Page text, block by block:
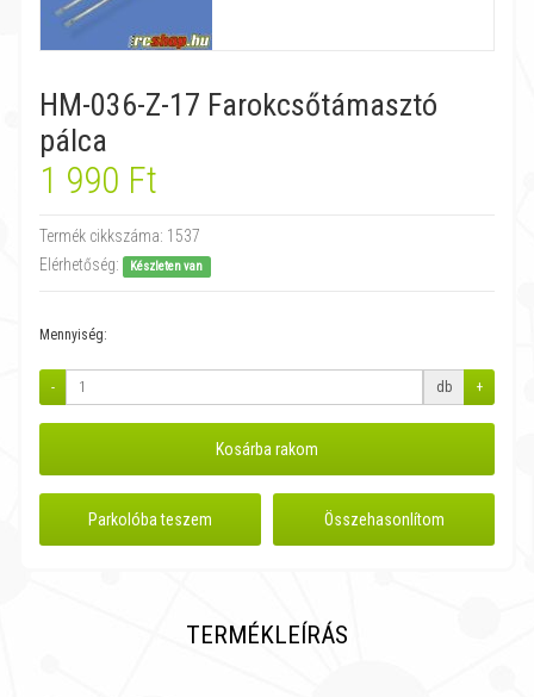
HM-036-Z-17 Farokcsőtámasztó
pálca
1 990 Ft
Termék cikkszáma: 1537
Elérhetőség:
Készleten van
Mennyiség:
- db +
Kosárba rakom
Parkolóba teszem Összehasonlítom
TERMÉKLEÍRÁS